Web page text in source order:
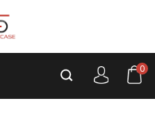
0